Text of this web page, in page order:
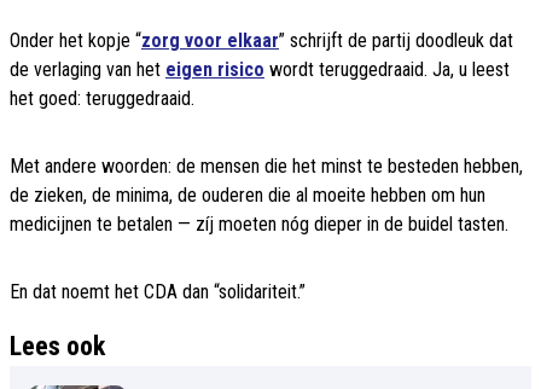
Onder het kopje “zorg voor elkaar” schrijft de partij doodleuk dat
de verlaging van het eigen risico wordt teruggedraaid. Ja, u leest
het goed: teruggedraaid.
Met andere woorden: de mensen die het minst te besteden hebben,
de zieken, de minima, de ouderen die al moeite hebben om hun
medicijnen te betalen — zíj moeten nóg dieper in de buidel tasten.
En dat noemt het CDA dan “solidariteit.”
Lees ook